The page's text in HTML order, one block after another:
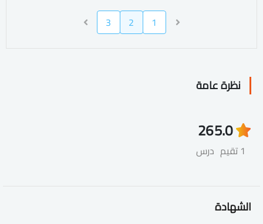
1
2
3
نظرة عامة
5.0
1 تقيم
26
درس
الشهادة